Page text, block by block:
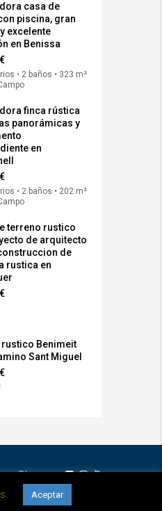
casa de
piscina, gran
excelente
en Benissa
• 2 baños • 323 m²
finca rústica
panorámicas y
en
• 2 baños • 202 m²
terreno rustico
de arquitecto
de
rustica en
Benimeit
Sant Miguel
Síguenos
Aceptar